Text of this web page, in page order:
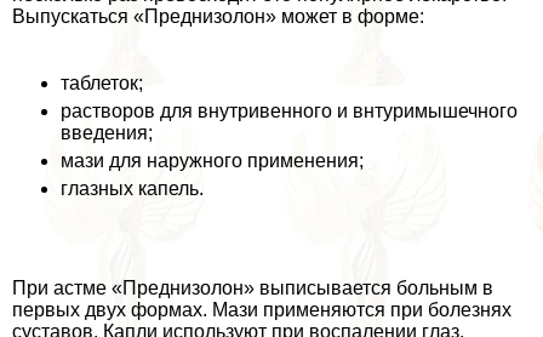
Выпускаться «Преднизолон» может в форме:
таблеток;
растворов для внутривенного и внтуримышечного
введения;
мази для наружного применения;
глазных капель.
При астме «Преднизолон» выписывается больным в
первых двух формах. Мази применяются при болезнях
суставов. Капли используют при воспалении глаз.